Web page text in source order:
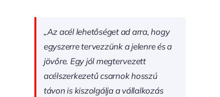
„Az acél lehetőséget ad arra, hogy
egyszerre tervezzünk a jelenre és a
jövőre. Egy jól megtervezett
acélszerkezetű csarnok hosszú
távon is kiszolgálja a vállalkozás